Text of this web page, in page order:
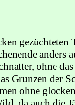
gezüchteten
anders
ohne
Grunzen der
ohne